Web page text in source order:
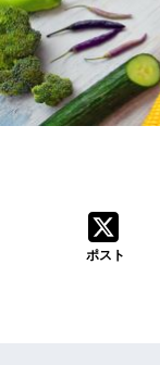
ポスト